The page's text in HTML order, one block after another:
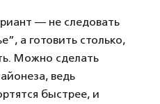
— не следовать
а готовить столько,
Можно сделать
ведь
быстрее, и